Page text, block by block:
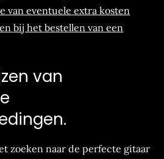
van eventuele extra kosten
bij het bestellen van een
van
zoeken naar de perfecte gitaar